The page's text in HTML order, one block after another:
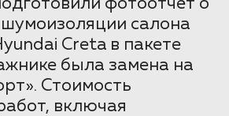
фотоотчёт о
салона
Creta в пакете
была замена на
Стоимость
включая